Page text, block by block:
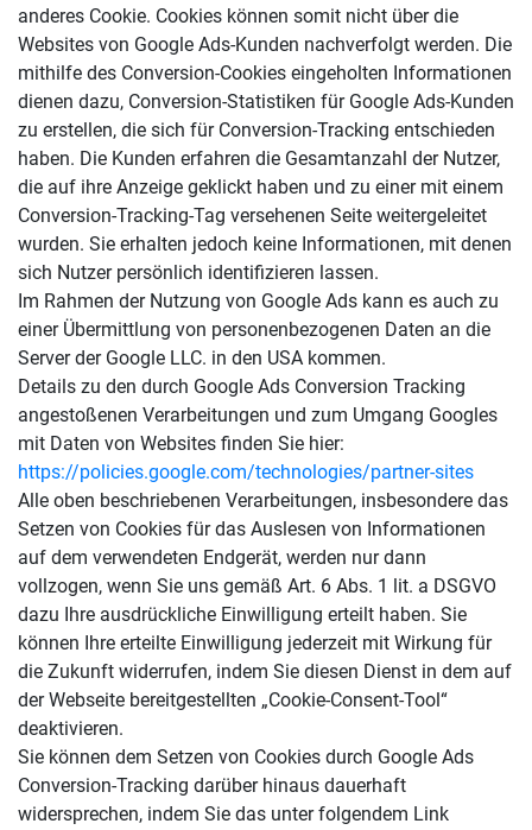
anderes Cookie. Cookies können somit nicht über die
Websites von Google Ads-Kunden nachverfolgt werden. Die
mithilfe des Conversion-Cookies eingeholten Informationen
dienen dazu, Conversion-Statistiken für Google Ads-Kunden
zu erstellen, die sich für Conversion-Tracking entschieden
haben. Die Kunden erfahren die Gesamtanzahl der Nutzer,
die auf ihre Anzeige geklickt haben und zu einer mit einem
Conversion-Tracking-Tag versehenen Seite weitergeleitet
wurden. Sie erhalten jedoch keine Informationen, mit denen
sich Nutzer persönlich identifizieren lassen.
Im Rahmen der Nutzung von Google Ads kann es auch zu
einer Übermittlung von personenbezogenen Daten an die
Server der Google LLC. in den USA kommen.
Details zu den durch Google Ads Conversion Tracking
angestoßenen Verarbeitungen und zum Umgang Googles
mit Daten von Websites finden Sie hier:
https://policies.google.com/technologies/partner-sites
Alle oben beschriebenen Verarbeitungen, insbesondere das
Setzen von Cookies für das Auslesen von Informationen
auf dem verwendeten Endgerät, werden nur dann
vollzogen, wenn Sie uns gemäß Art. 6 Abs. 1 lit. a DSGVO
dazu Ihre ausdrückliche Einwilligung erteilt haben. Sie
können Ihre erteilte Einwilligung jederzeit mit Wirkung für
die Zukunft widerrufen, indem Sie diesen Dienst in dem auf
der Webseite bereitgestellten „Cookie-Consent-Tool“
deaktivieren.
Sie können dem Setzen von Cookies durch Google Ads
Conversion-Tracking darüber hinaus dauerhaft
widersprechen, indem Sie das unter folgendem Link